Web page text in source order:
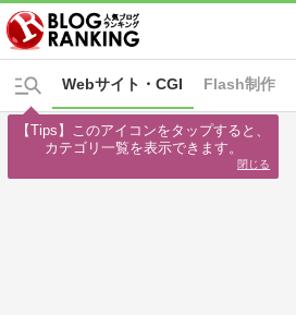
Flash制作
Webサイト・CGI
【Tips】このアイコンをタップすると、
カテゴリ一覧を表示できます。
閉じる